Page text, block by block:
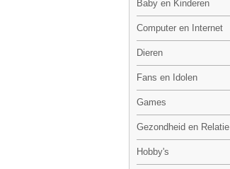
Baby en Kinderen
Computer en Internet
Dieren
Fans en Idolen
Games
Gezondheid en Relatie
Hobby's